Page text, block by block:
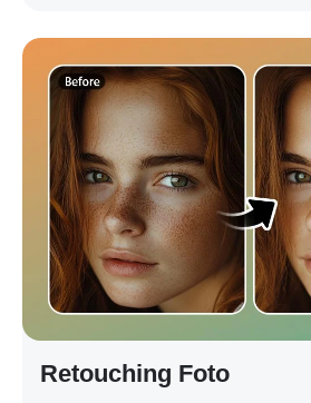
Retouching Foto